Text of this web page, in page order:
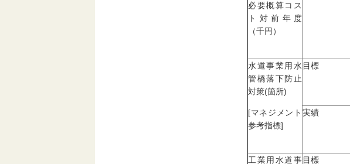
必要概算コス
ト対前年度
（千円）
水道事業用水
管橋落下防止
対策(箇所)
[マネジメント
参考指標]
目標
実績
工業用水道事目標